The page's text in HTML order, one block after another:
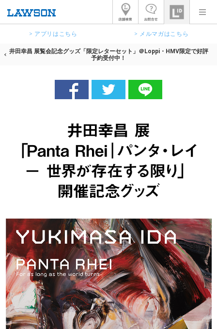
> アプリはこちら > メルマガはこちら
井田幸昌 展覧会記念グッズ「限定レターセット」＠Loppi・HMV限定で好評
予約受付中！